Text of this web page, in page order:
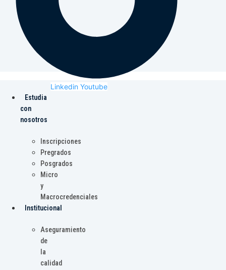
Linkedin Youtube
Estudia
con
nosotros
Inscripciones
Pregrados
Posgrados
Micro
y
Macrocredenciales
Institucional
Aseguramiento
de
la
calidad